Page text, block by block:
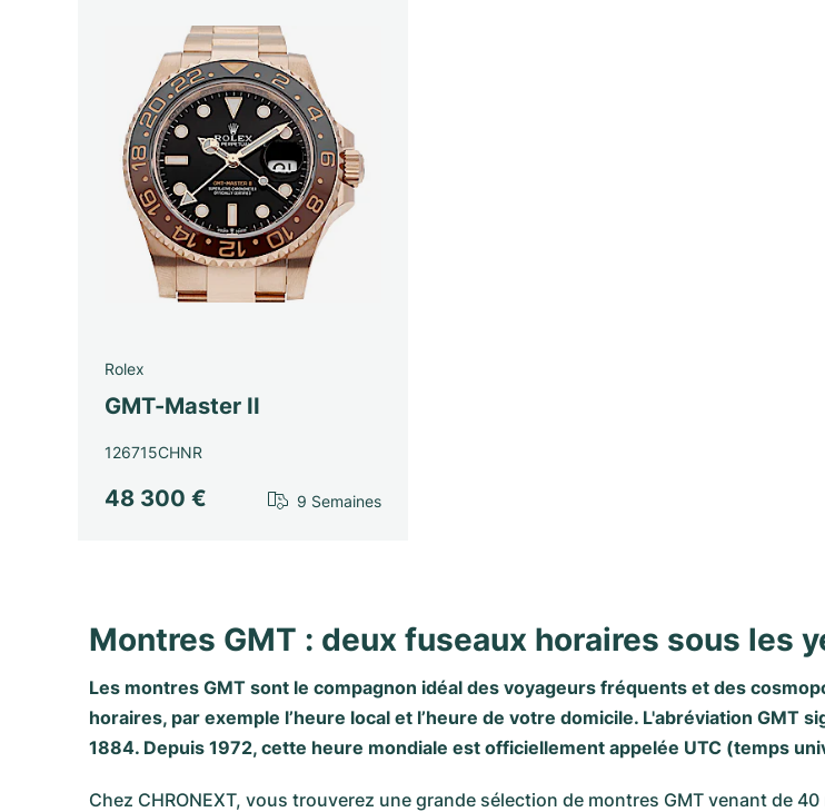
Rolex
GMT-Master II
126715CHNR
48 300 € 9 Semaines
Montres GMT : deux fuseaux horaires sous les
Les montres GMT sont le compagnon idéal des voyageurs fréquents et des
horaires, par exemple l’heure local et l’heure de votre domicile. L'abréviation GMT
1884. Depuis 1972, cette heure mondiale est officiellement appelée UTC (temps
Chez CHRONEXT, vous trouverez une grande sélection de montres GMT venant de